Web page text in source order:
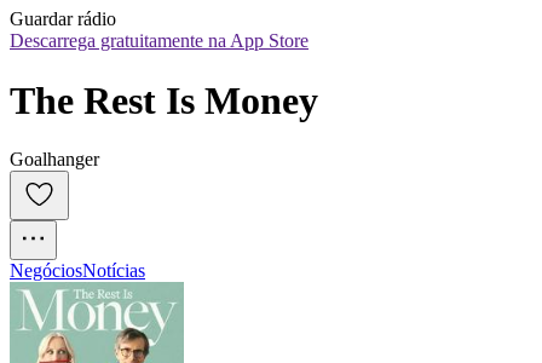
Guardar rádio
Descarrega gratuitamente na App Store
The Rest Is Money
Goalhanger
NegóciosNotícias